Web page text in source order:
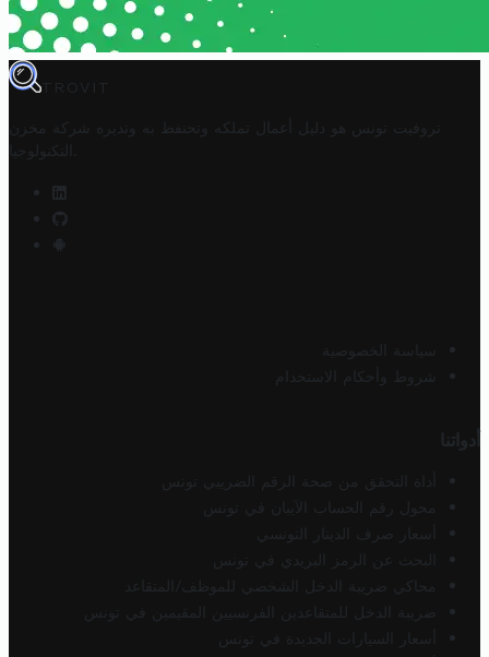
TROVIT
تروفيت تونس هو دليل أعمال تملكه وتحتفظ به وتديره
شركة مخزن
التكنولوجيا
سياسة الخصوصية
شروط وأحكام الاستخدام
أدواتنا
أداة التحقق من صحة الرقم الضريبي تونس
محول رقم الحساب الآيبان في تونس
أسعار صرف الدينار التونسي
البحث عن الرمز البريدي في تونس
محاكي ضريبة الدخل الشخصي للموظف/المتقاعد
ضريبة الدخل للمتقاعدين الفرنسيين المقيمين في تونس
أسعار السيارات الجديدة في تونس